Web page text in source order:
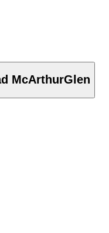
McArthurGlen